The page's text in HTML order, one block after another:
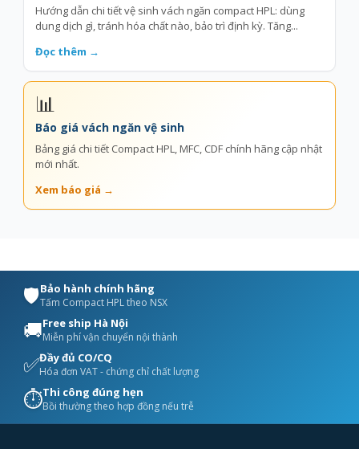
Hướng dẫn chi tiết vệ sinh vách ngăn compact HPL: dùng
dung dịch gì, tránh hóa chất nào, bảo trì định kỳ. Tăng...
Đọc thêm →
📊
Báo giá vách ngăn vệ sinh
Bảng giá chi tiết Compact HPL, MFC, CDF chính hãng cập nhật
mới nhất.
Xem báo giá →
🛡️Bảo hành chính hãng
Tấm Compact HPL theo NSX
🚚Free ship Hà Nội
Miễn phí vận chuyển nội thành
✅Đầy đủ CO/CQ
Hóa đơn VAT - chứng chỉ chất lượng
⏱️Thi công đúng hẹn
Bồi thường theo hợp đồng nếu trễ